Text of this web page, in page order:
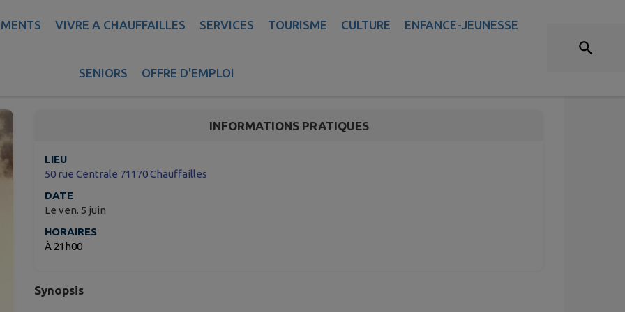
VIVRE A CHAUFFAILLES SERVICES TOURISME CULTURE ENFANCE-JEUNESSE
SENIORS OFFRE D'EMPLOI
INFORMATIONS PRATIQUES
LIEU
50 rue Centrale 71170 Chauffailles
DATE
Le ven. 5 juin
HORAIRES
À 21h00
Synopsis